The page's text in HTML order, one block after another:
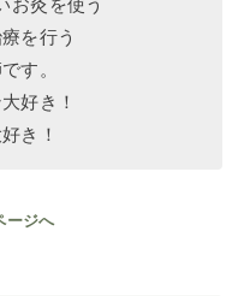
を行う
です。
好き！
き！
ージへ